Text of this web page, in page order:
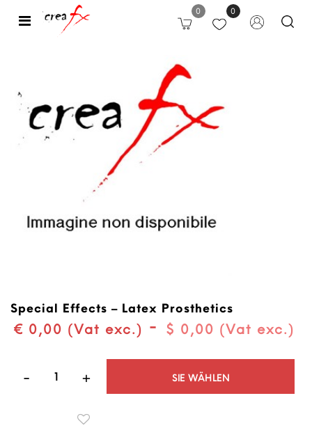
Open 0 0
Special Effects – Latex Prosthetics
€ 0,00 (Vat exc.) - $ 0,00 (Vat exc.)
SIE WÄHLEN